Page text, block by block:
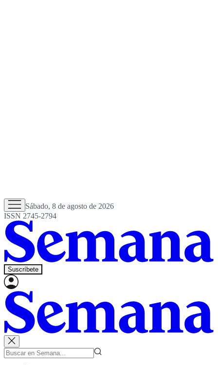
Sábado, 8 de agosto de 2026
ISSN 2745-2794
Suscríbete